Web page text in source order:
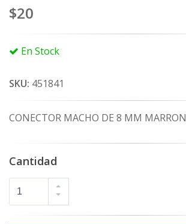
$20
En Stock
SKU: 451841
CONECTOR MACHO DE 8 MM MARRON
Cantidad